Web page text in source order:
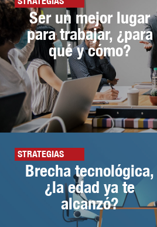
Ser un mejor lugar
para trabajar, ¿para
qué y cómo?
STRATEGIAS
Brecha tecnológica,
¿la edad ya te
alcanzó?